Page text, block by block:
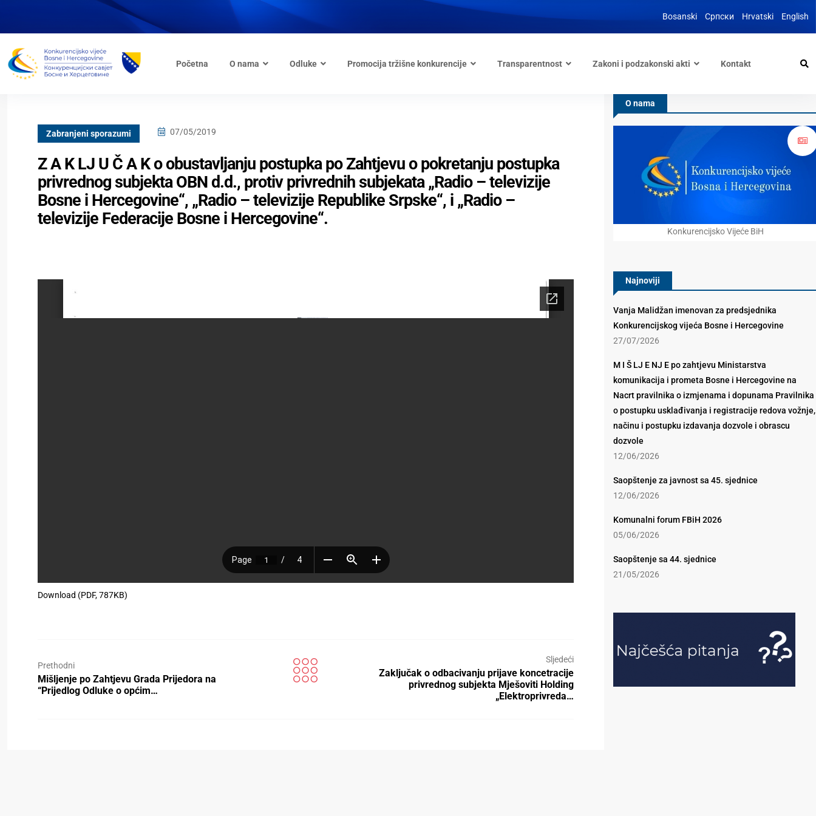
Bosanski Српски Hrvatski English
Početna O nama Odluke Promocija tržišne konkurencije Transparentnost Zakoni i podzakonski akti Kontakt
Zabranjeni sporazumi 07/05/2019
Z A K LJ U Č A K o obustavljanju postupka po Zahtjevu o pokretanju postupka
privrednog subjekta OBN d.d., protiv privrednih subjekata „Radio – televizije
Bosne i Hercegovine“, „Radio – televizije Republike Srpske“, i „Radio –
televizije Federacije Bosne i Hercegovine“.
Download (PDF, 787KB)
Prethodni
Mišljenje po Zahtjevu Grada Prijedora na
“Prijedlog Odluke o općim…
Sljedeći
Zaključak o odbacivanju prijave koncetracije
privrednog subjekta Mješoviti Holding
„Elektroprivreda…
O nama
Konkurencijsko Vijeće BiH
Najnoviji
Vanja Malidžan imenovan za predsjednika
Konkurencijskog vijeća Bosne i Hercegovine
27/07/2026
M I Š LJ E NJ E po zahtjevu Ministarstva
komunikacija i prometa Bosne i Hercegovine na
Nacrt pravilnika o izmjenama i dopunama Pravilnika
o postupku usklađivanja i registracije redova vožnje,
načinu i postupku izdavanja dozvole i obrascu
dozvole
12/06/2026
Saopštenje za javnost sa 45. sjednice
12/06/2026
Komunalni forum FBiH 2026
05/06/2026
Saopštenje sa 44. sjednice
21/05/2026